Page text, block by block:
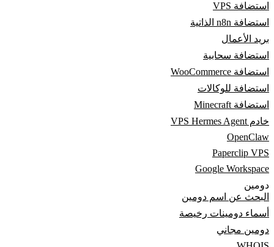
استضافة VPS
استضافة n8n الذاتية
بريد الأعمال
استضافة سحابية
استضافة WooCommerce
استضافة للوكالات
استضافة Minecraft
خادم VPS Hermes Agent
OpenClaw
Paperclip VPS
Google Workspace
دومين
البحث عن اسم دومين
أسماء دومينات رخيصة
دومين مجاني